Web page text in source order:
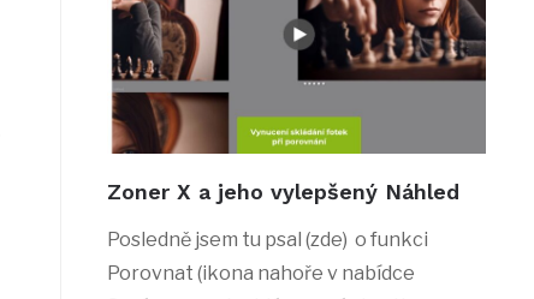
Zoner X a jeho vylepšený Náhled
Posledně jsem tu psal (zde) o funkci
Porovnat (ikona nahoře v nabídce